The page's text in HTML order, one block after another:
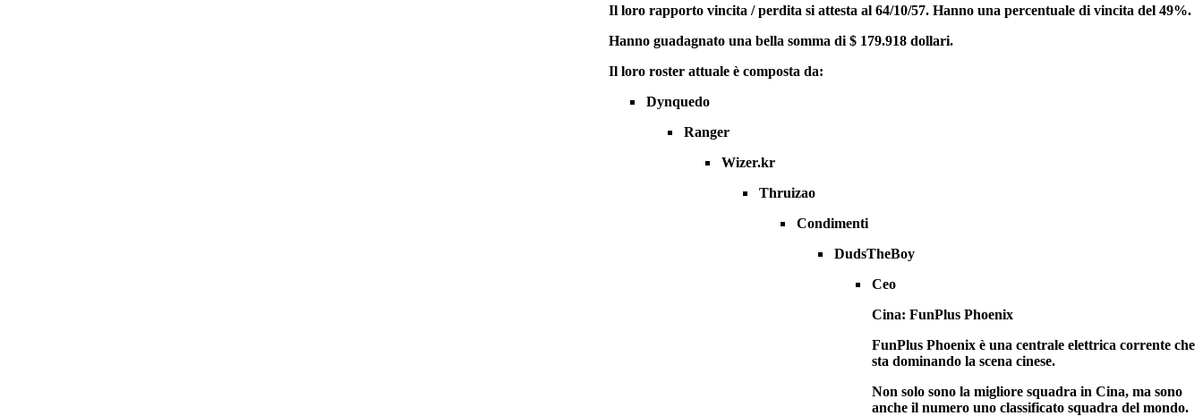
Il loro rapporto vincita / perdita si attesta al 64/10/57. Hanno una percentuale di vincita del 49%.
Hanno guadagnato una bella somma di $ 179.918 dollari.
Il loro roster attuale è composta da:
Dynquedo
Ranger
Wizer.kr
Thruizao
Condimenti
DudsTheBoy
Ceo
Cina: FunPlus Phoenix
FunPlus Phoenix è una centrale elettrica corrente che
sta dominando la scena cinese.
Non solo sono la migliore squadra in Cina, ma sono
anche il numero uno classificato squadra del mondo.